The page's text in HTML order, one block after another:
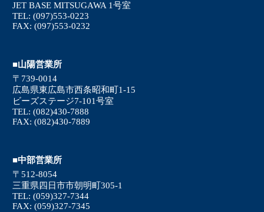
JET BASE MITSUGAWA 1号室
TEL: (097)553-0223
FAX: (097)553-0232
■山陽営業所
〒739-0014
広島県東広島市西条昭和町1-15
ビーズステージ7-101号室
TEL: (082)430-7888
FAX: (082)430-7889
■中部営業所
〒512-8054
三重県四日市市朝明町305-1
TEL: (059)327-7344
FAX: (059)327-7345